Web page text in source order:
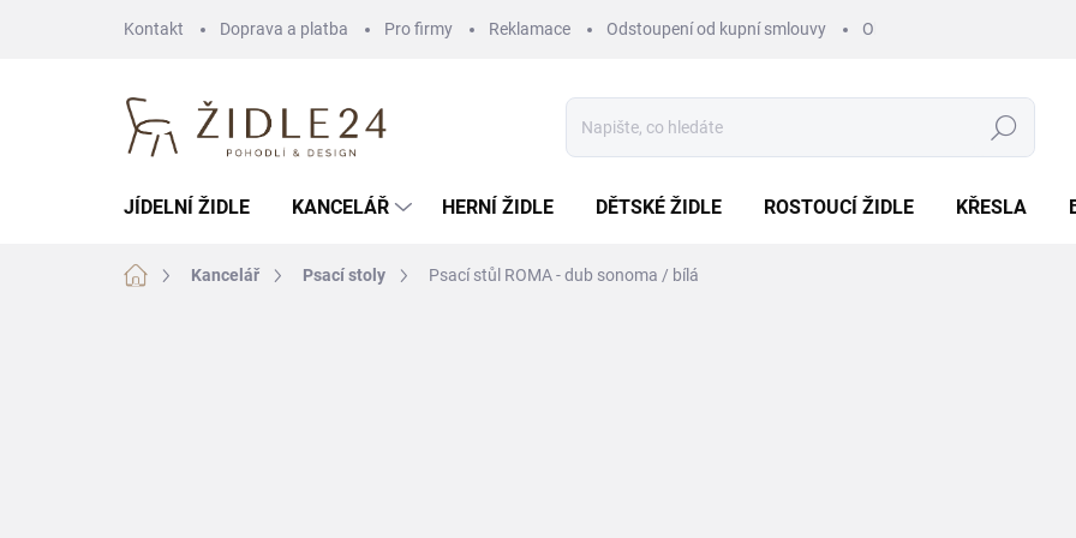
Kontakt Doprava a platba Pro firmy Reklamace Odstoupení od kupní smlouvy Obchodní podmínky
Hledat
JÍDELNÍ ŽIDLE KANCELÁŘ HERNÍ ŽIDLE DĚTSKÉ ŽIDLE ROSTOUCÍ ŽIDLE KŘESLA
Domů Kancelář Psací stoly Psací stůl ROMA - dub sonoma / bílá